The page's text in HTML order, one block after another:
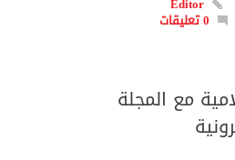
0 تعليقات
مع المجلة